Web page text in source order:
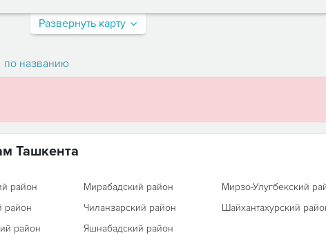
Развернуть карту
по названию
Ташкента
район Мирабадский район
Мирзо-Улугбекский
район Чиланзарский район
Шайхантахурский
район Яшнабадский район